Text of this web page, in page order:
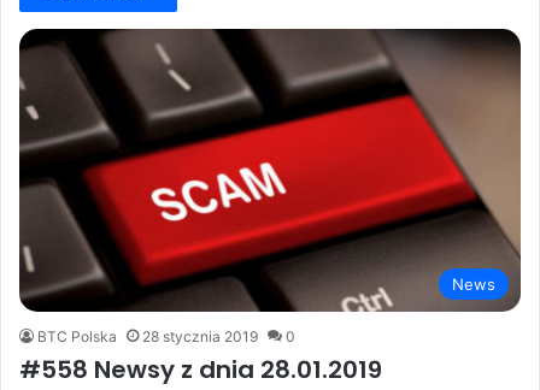
News
BTC Polska 28 stycznia 2019 0
#558 Newsy z dnia 28.01.2019